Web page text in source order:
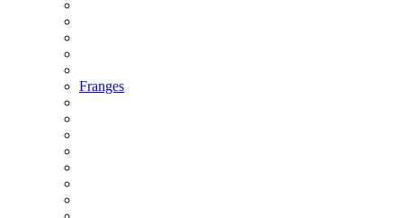
Franges